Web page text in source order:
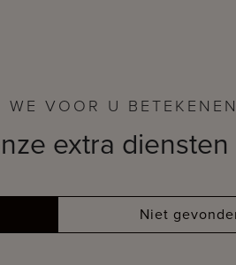
VOOR U BETEKENEN
extra diensten
Niet